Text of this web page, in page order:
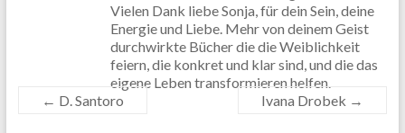
Vielen Dank liebe Sonja, für dein Sein, deine
Energie und Liebe. Mehr von deinem Geist
durchwirkte Bücher die die Weiblichkeit
feiern, die konkret und klar sind, und die das
eigene Leben transformieren helfen.
← D. Santoro Ivana Drobek →